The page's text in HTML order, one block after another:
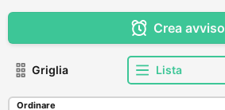
Crea avviso
Griglia Lista
Ordinare